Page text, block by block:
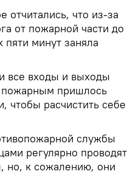
отчитались, что из-за
от пожарной части до
минут заняла
все входы и выходы
пришлось
чтобы расчистить себе
службы
регулярно проводят
но, к сожалению, они